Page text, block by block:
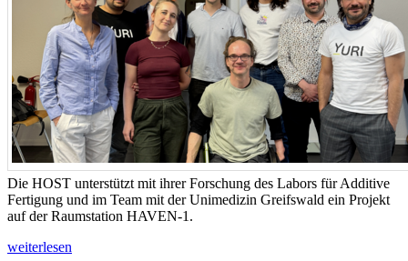
Die HOST unterstützt mit ihrer Forschung des Labors für Additive
Fertigung und im Team mit der Unimedizin Greifswald ein Projekt
auf der Raumstation HAVEN-1.
weiterlesen